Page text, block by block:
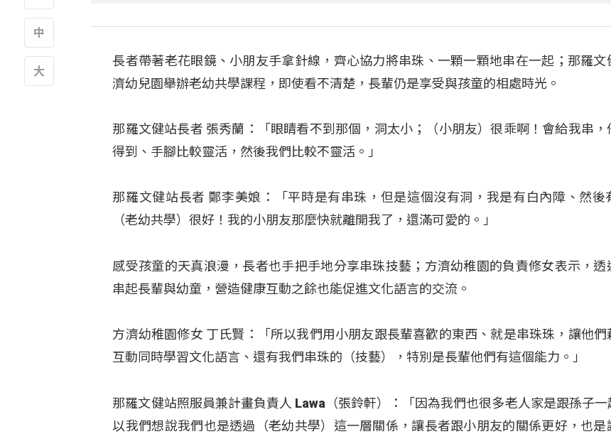
長者帶著老花眼鏡、小朋友手拿針線，齊心協力將串珠、一顆一顆地串在一起；那羅文
濟幼兒園舉辦老幼共學課程，即使看不清楚，長輩仍是享受與孩童的相處時光。
那羅文健站長者 張秀蘭：「眼睛看不到那個，洞太小；（小朋友）很乖啊！會給我串，
得到、手腳比較靈活，然後我們比較不靈活。」
那羅文健站長者 鄭李美娘：「平時是有串珠，但是這個沒有洞，我是有白內障、然後
（老幼共學）很好！我的小朋友那麼快就離開我了，還滿可愛的。」
感受孩童的天真浪漫，長者也手把手地分享串珠技藝；方濟幼稚園的負責修女表示，透
串起長輩與幼童，營造健康互動之餘也能促進文化語言的交流。
方濟幼稚園修女 丁氏賢：「所以我們用小朋友跟長輩喜歡的東西、就是串珠珠，讓他們
互動同時學習文化語言、還有我們串珠的（技藝），特別是長輩他們有這個能力。」
那羅文健站照服員兼計畫負責人 Lawa（張鈴軒）：「因為我們也很多老人家是跟孫子一
以我們想說我們也是透過（老幼共學）這一層關係，讓長者跟小朋友的關係更好，也是